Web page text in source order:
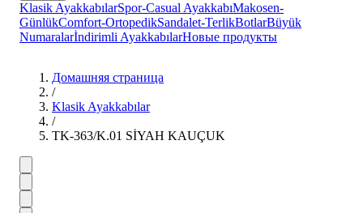
Klasik AyakkabılarSpor-Casual AyakkabıMakosen-
GünlükComfort-OrtopedikSandalet-TerlikBotlarBüyük
Numaralarİndirimli AyakkabılarНовые продукты
Домашняя страница
/
Klasik Ayakkabılar
/
TK-363/K.01 SİYAH KAUÇUK